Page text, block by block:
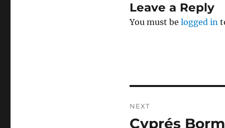
Leave a Reply
You must be logged in
navigation
NEXT
Next
Cyprés